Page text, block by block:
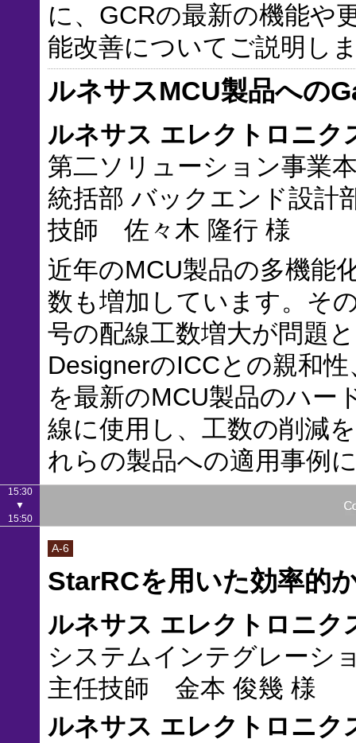
に、GCRの最新の機能や
能改善についてご説明し
ルネサスMCU製品への
ルネサス エレクトロニク
第二ソリューション事業
統括部 バックエンド設計
技師 佐々木 隆行 様
近年のMCU製品の多機能
数も増加しています。そ
号の配線工数増大が問題
DesignerのICCとの親和
を最新のMCU製品のハー
線に使用し、工数の削減
れらの製品への適用事例
15:30
▼
15:50
A-6
StarRCを用いた効率的
ルネサス エレクトロニク
システムインテグレーシ
主任技師 金本 俊幾 様
ルネサス エレクトロニク